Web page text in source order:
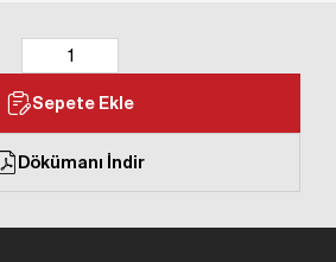
Sepete Ekle
Dökümanı İndir